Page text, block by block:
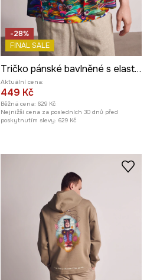
-28%
FINAL SALE
Tričko pánské bavlněné s elastanem z kolekce Kit Mizeres x Medicine
Aktuální cena:
449 Kč
Běžná cena: 629 Kč
Nejnižší cena za posledních 30 dnů před
poskytnutím slevy: 629 Kč